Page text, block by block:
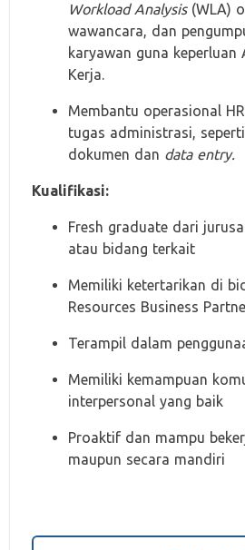
Workload Analysis(WLA)
wawancara, dan
karyawan guna keperluan
Kerja.
Membantu operasional
tugas administrasi,
dokumen dan data entry.
Kualifikasi:
Fresh graduate dari
atau bidang terkait
Memiliki ketertarikan di
Resources Business
Terampil dalam
Memiliki kemampuan
interpersonal yang baik
Proaktif dan mampu
maupun secara mandiri